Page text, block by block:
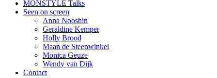
MONSTYLE Talks
Seen on screen
Anna Nooshin
Geraldine Kemper
Holly Brood
Maan de Steenwinkel
Monica Geuze
Wendy van Dijk
Contact